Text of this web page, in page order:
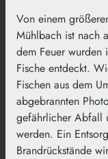
Von einem
Mühlbach ist nach
dem Feuer wurden
Fische entdeckt.
Fischen aus dem
abgebrannten
gefährlicher Abfall
werden. Ein
Brandrückstände